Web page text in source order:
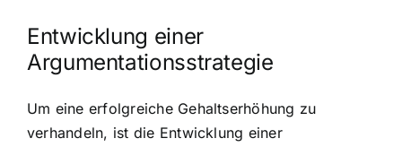
Entwicklung einer
Argumentationsstrategie
Um eine erfolgreiche Gehaltserhöhung zu
verhandeln, ist die Entwicklung einer